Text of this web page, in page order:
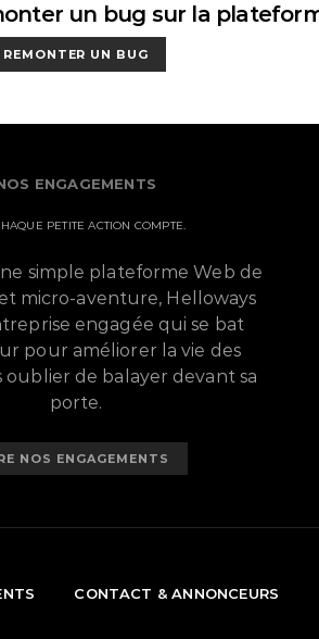
un bug sur la
REMONTER UN BUG
ENGAGEMENTS
PETITE ACTION COMPTE.
simple plateforme Web de
micro-aventure, Helloways
engagée qui se bat
pour améliorer la vie des
oublier de balayer devant sa
porte.
NOS ENGAGEMENTS
CONTACT & ANNONCEURS